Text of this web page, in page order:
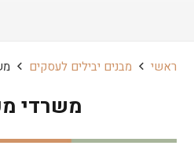
ראשי מבנים יבילים לעסקים
משרדי